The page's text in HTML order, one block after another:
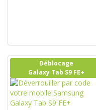
Déblocage
Galaxy Tab S9 FE+